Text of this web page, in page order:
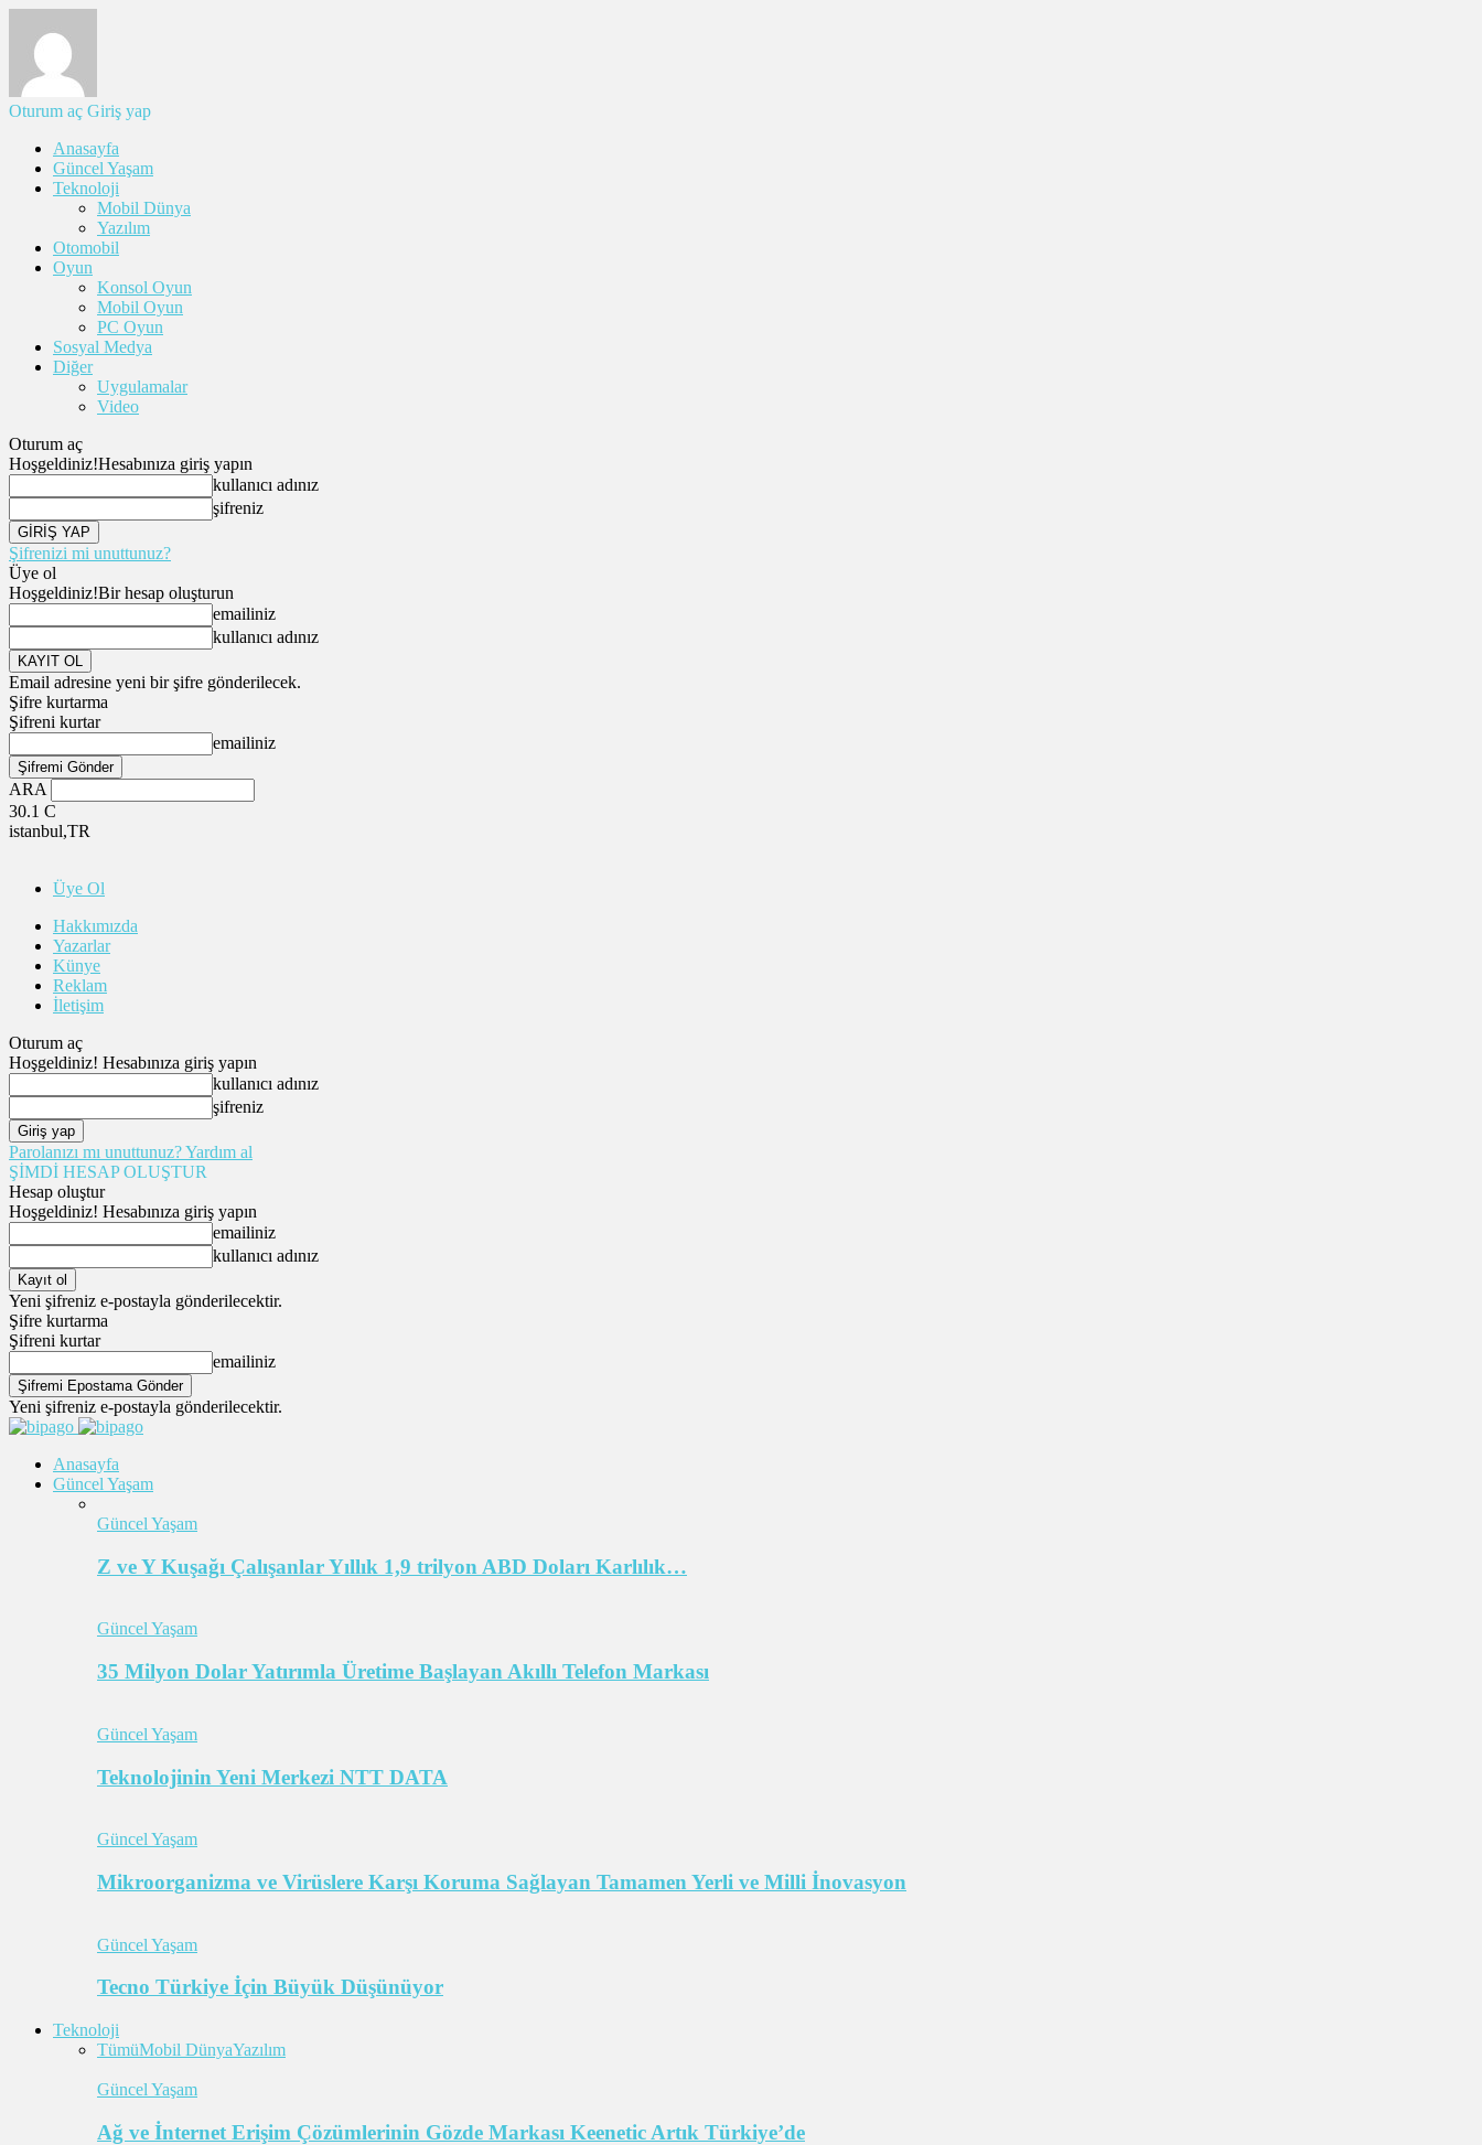
Oturum aç Giriş yap
Anasayfa
Güncel Yaşam
Teknoloji
Mobil Dünya
Yazılım
Otomobil
Oyun
Konsol Oyun
Mobil Oyun
PC Oyun
Sosyal Medya
Diğer
Uygulamalar
Video
Oturum aç
Hoşgeldiniz!Hesabınıza giriş yapın
kullanıcı adınız
şifreniz
Şifrenizi mi unuttunuz?
Üye ol
Hoşgeldiniz!Bir hesap oluşturun
emailiniz
kullanıcı adınız
Email adresine yeni bir şifre gönderilecek.
Şifre kurtarma
Şifreni kurtar
emailiniz
ARA
30.1 C
istanbul,TR
Üye Ol
Hakkımızda
Yazarlar
Künye
Reklam
İletişim
Oturum aç
Hoşgeldiniz! Hesabınıza giriş yapın
kullanıcı adınız
şifreniz
Parolanızı mı unuttunuz? Yardım al
ŞİMDİ HESAP OLUŞTUR
Hesap oluştur
Hoşgeldiniz! Hesabınıza giriş yapın
emailiniz
kullanıcı adınız
Yeni şifreniz e-postayla gönderilecektir.
Şifre kurtarma
Şifreni kurtar
emailiniz
Yeni şifreniz e-postayla gönderilecektir.
Anasayfa
Güncel Yaşam
Güncel Yaşam
Z ve Y Kuşağı Çalışanlar Yıllık 1,9 trilyon ABD Doları Karlılık…
Güncel Yaşam
35 Milyon Dolar Yatırımla Üretime Başlayan Akıllı Telefon Markası
Güncel Yaşam
Teknolojinin Yeni Merkezi NTT DATA
Güncel Yaşam
Mikroorganizma ve Virüslere Karşı Koruma Sağlayan Tamamen Yerli ve Milli İnovasyon
Güncel Yaşam
Tecno Türkiye İçin Büyük Düşünüyor
Teknoloji
TümüMobil DünyaYazılım
Güncel Yaşam
Ağ ve İnternet Erişim Çözümlerinin Gözde Markası Keenetic Artık Türkiye’de